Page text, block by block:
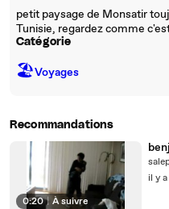
petit paysage de Monsatir
Tunisie, regardez comme
Catégorie
🏖Voyages
Recommandations
0:20 | À suivre
il y